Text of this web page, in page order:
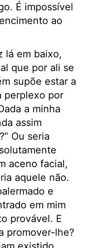
É impossível
ao
lá em baixo,
que por ali se
supõe estar a
perplexo por
a minha
assim
Ou seria
aceno facial,
aquele não.
e
em mim
provável. E
promover-lhe?